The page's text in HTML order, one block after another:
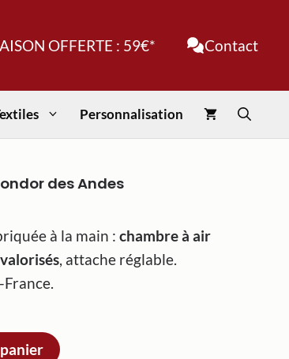
OFFERTE : 59€* Contact
Personnalisation
des Andes
à la main :chambre à air
, attache réglable.
Le